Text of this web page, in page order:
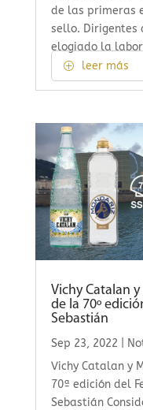
de las primeras
sello. Dirigentes
elogiado la
leer más
Vichy Catalan
de la 70º
Sebastián
Sep 23, 2022
Vichy Catalan y
70ª edición del
Sebastián